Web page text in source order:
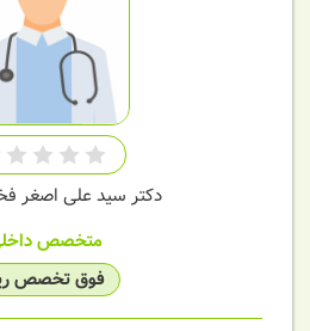
دکتر سید علی اصغر
متخصص
فوق تخصص